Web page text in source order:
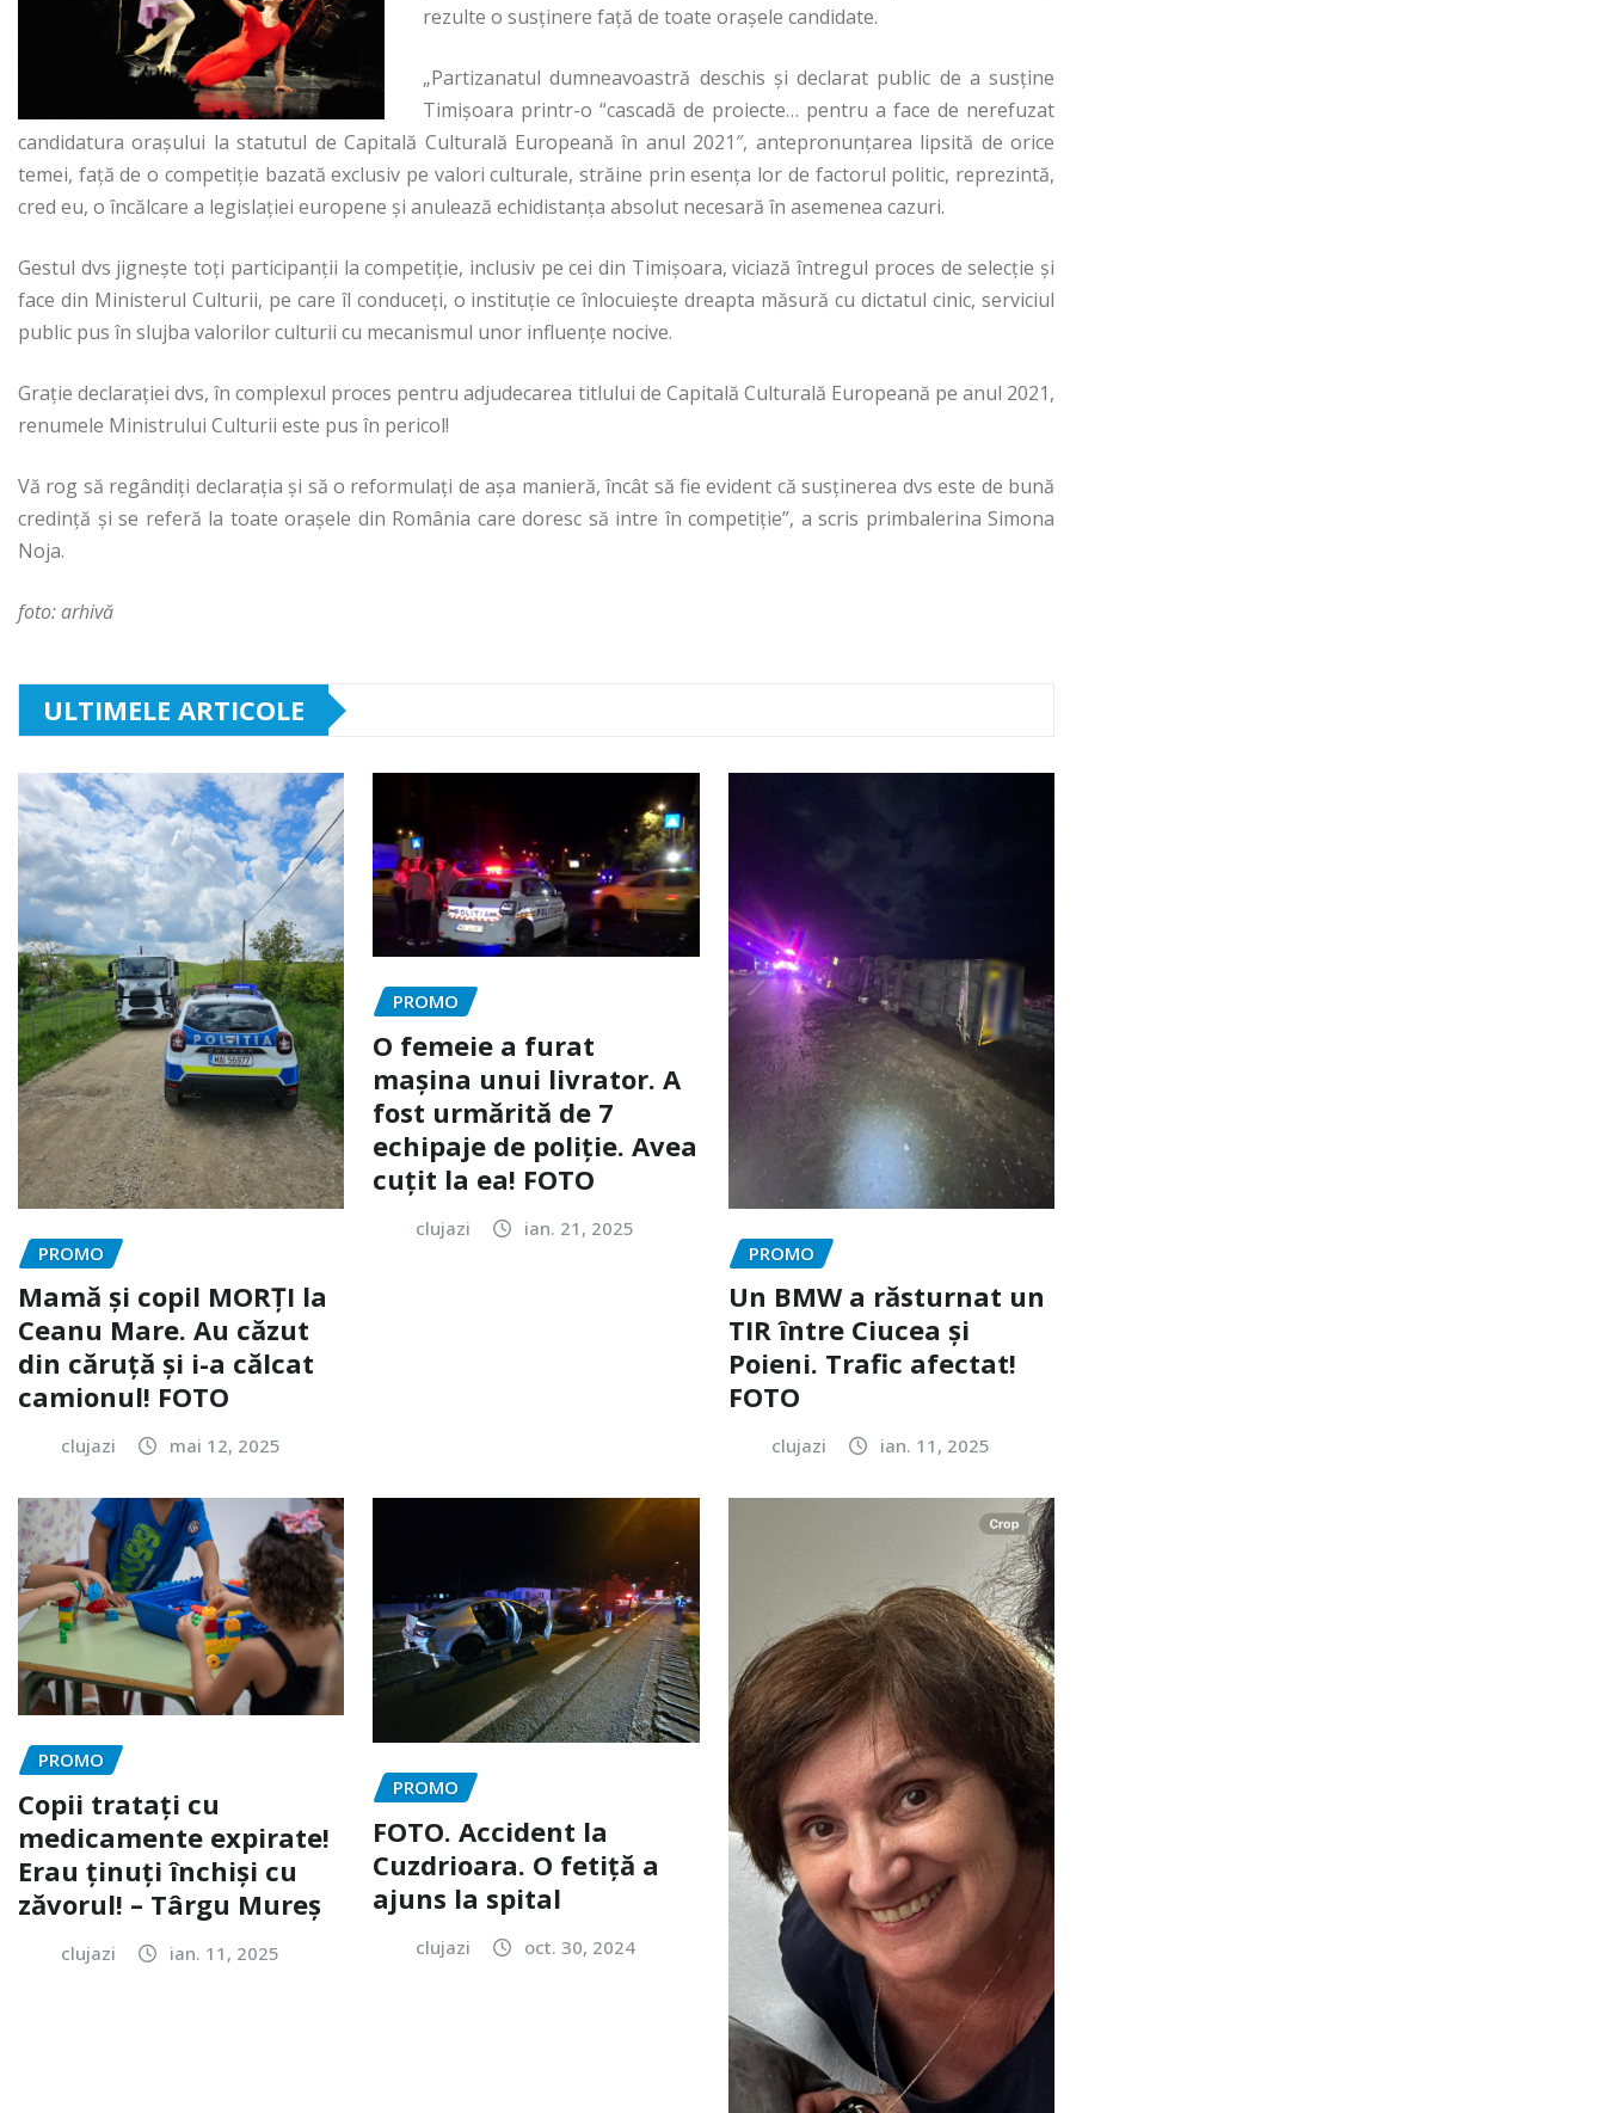
rezulte o susținere față de toate orașele candidate.
„Partizanatul dumneavoastră deschis și declarat public de a susține
Timișoara printr-o “cascadă de proiecte… pentru a face de nerefuzat
candidatura orașului la statutul de Capitală Culturală Europeană în anul 2021″, antepronunțarea lipsită de orice
temei, față de o competiție bazată exclusiv pe valori culturale, străine prin esența lor de factorul politic, reprezintă,
cred eu, o încălcare a legislației europene și anulează echidistanța absolut necesară în asemenea cazuri.
Gestul dvs jignește toți participanții la competiție, inclusiv pe cei din Timișoara, viciază întregul proces de selecție și
face din Ministerul Culturii, pe care îl conduceți, o instituție ce înlocuiește dreapta măsură cu dictatul cinic, serviciul
public pus în slujba valorilor culturii cu mecanismul unor influențe nocive.
Grație declarației dvs, în complexul proces pentru adjudecarea titlului de Capitală Culturală Europeană pe anul 2021,
renumele Ministrului Culturii este pus în pericol!
Vă rog să regândiți declarația și să o reformulați de așa manieră, încât să fie evident că susținerea dvs este de bună
credință și se referă la toate orașele din România care doresc să intre în competiție”, a scris primbalerina Simona
Noja.
foto: arhivă
ULTIMELE ARTICOLE
PROMO
Mamă și copil MORȚI la
Ceanu Mare. Au căzut
din căruță și i-a călcat
camionul! FOTO
clujazi mai 12, 2025
PROMO
O femeie a furat
mașina unui livrator. A
fost urmărită de 7
echipaje de poliție. Avea
cuțit la ea! FOTO
clujazi
ian. 21, 2025
PROMO
Un BMW a răsturnat un
TIR între Ciucea și
Poieni. Trafic afectat!
FOTO
clujazi ian. 11, 2025
PROMO
Copii tratați cu
medicamente expirate!
Erau ținuți închiși cu
zăvorul! – Târgu Mureș
clujazi ian. 11, 2025
PROMO
FOTO. Accident la
Cuzdrioara. O fetiță a
ajuns la spital
clujazi oct. 30, 2024